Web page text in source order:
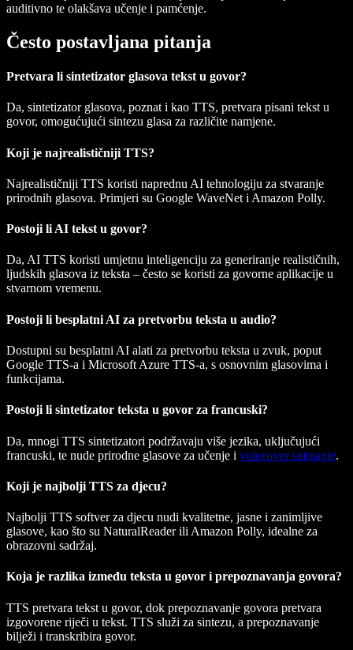
auditivno te olakšava učenje i pamćenje.
Često postavljana pitanja
Pretvara li sintetizator glasova tekst u govor?
Da, sintetizator glasova, poznat i kao TTS, pretvara pisani tekst u
govor, omogućujući sintezu glasa za različite namjene.
Koji je najrealističniji TTS?
Najrealističniji TTS koristi naprednu AI tehnologiju za stvaranje
prirodnih glasova. Primjeri su Google WaveNet i Amazon Polly.
Postoji li AI tekst u govor?
Da, AI TTS koristi umjetnu inteligenciju za generiranje realističnih,
ljudskih glasova iz teksta – često se koristi za govorne aplikacije u
stvarnom vremenu.
Postoji li besplatni AI za pretvorbu teksta u audio?
Dostupni su besplatni AI alati za pretvorbu teksta u zvuk, poput
Google TTS-a i Microsoft Azure TTS-a, s osnovnim glasovima i
funkcijama.
Postoji li sintetizator teksta u govor za francuski?
Da, mnogi TTS sintetizatori podržavaju više jezika, uključujući
francuski, te nude prirodne glasove za učenje i voiceover snimanje.
Koji je najbolji TTS za djecu?
Najbolji TTS softver za djecu nudi kvalitetne, jasne i zanimljive
glasove, kao što su NaturalReader ili Amazon Polly, idealne za
obrazovni sadržaj.
Koja je razlika između teksta u govor i prepoznavanja govora?
TTS pretvara tekst u govor, dok prepoznavanje govora pretvara
izgovorene riječi u tekst. TTS služi za sintezu, a prepoznavanje
bilježi i transkribira govor.